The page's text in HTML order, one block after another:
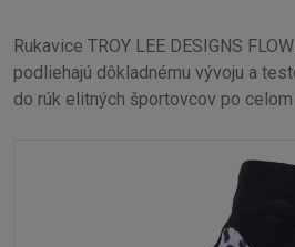
Rukavice TROY LEE DESIGNS
podliehajú dôkladnému vývoju a
do rúk elitných športovcov po